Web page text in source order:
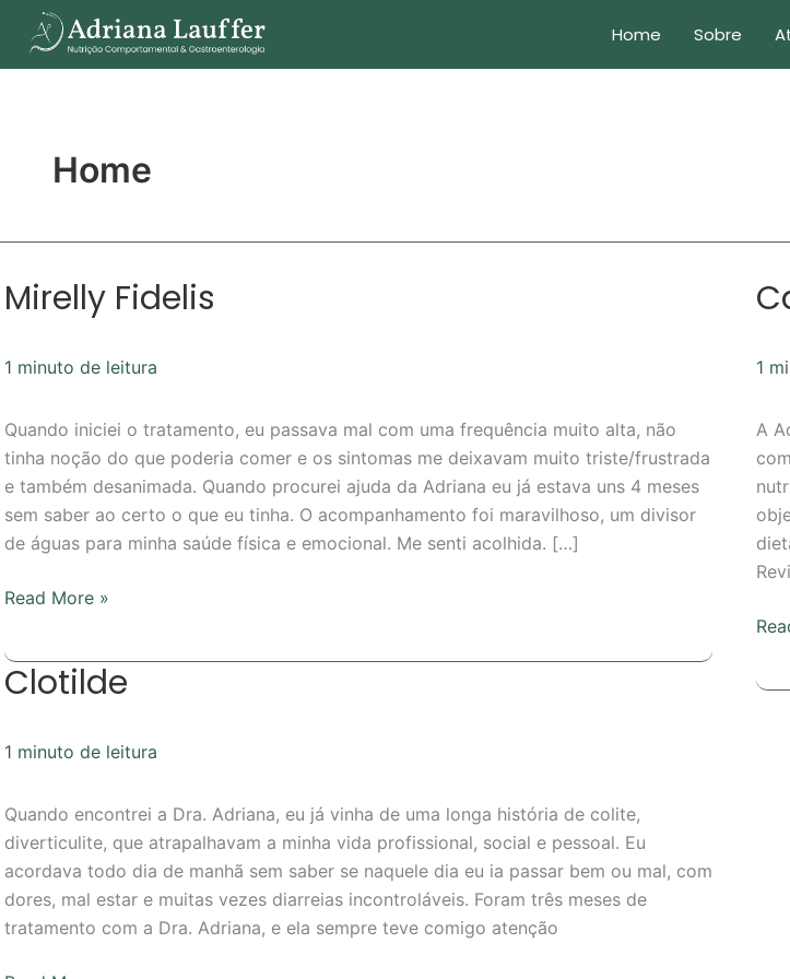
para
o
Home Sobre
Home
Mirelly Fidelis
1 minuto de leitura
Quando iniciei o tratamento, eu passava mal com uma frequência muito alta, não
tinha noção do que poderia comer e os sintomas me deixavam muito triste/frustrada
e também desanimada. Quando procurei ajuda da Adriana eu já estava uns 4 meses
sem saber ao certo o que eu tinha. O acompanhamento foi maravilhoso, um divisor
de águas para minha saúde física e emocional. Me senti acolhida. […]
Mirelly
Read More »
1
A
Clotilde
1 minuto de leitura
Quando encontrei a Dra. Adriana, eu já vinha de uma longa história de colite,
diverticulite, que atrapalhavam a minha vida profissional, social e pessoal. Eu
acordava todo dia de manhã sem saber se naquele dia eu ia passar bem ou mal, com
dores, mal estar e muitas vezes diarreias incontroláveis. Foram três meses de
tratamento com a Dra. Adriana, e ela sempre teve comigo atenção
Clotilde